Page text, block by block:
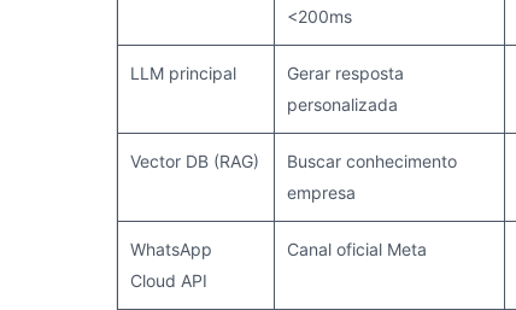
<200ms
LLM principal
Gerar resposta
personalizada
Vector DB (RAG)
Buscar conhecimento
empresa
WhatsApp
Cloud API
Canal oficial Meta